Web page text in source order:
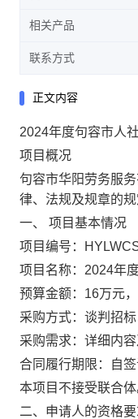
相关产品
联系方式
正文内容
2024年度句容市人
项目概况
句容市华阳劳务服
律、法规及规章的
一、 项目基本情况
项目编号：
项目名称：2024年
预算金额：16万元
采购方式：谈判招标
采购需求：详细内
合同履行期限：自
本项目不接受联合体
二、申请人的资格要